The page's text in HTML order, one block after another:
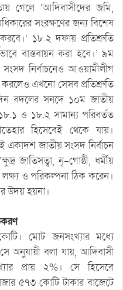
গেলে ‘আদিবাসীদের জমি,
সংরক্ষণের জন্য বিশেষ
১৮.২ দফায় প্রতিশ্রুতি
বাস্তবায়ন করা হবে।’ ৯ম
নির্বাচনেও আওয়ামীলীগ
এখনো সেসব প্রতিশ্রুতি
বদলের সনদে ১০ম জাতীয়
ও ১৮.২ সামান্য পরিবর্তত
হিসেবেই থেকে যায়।
জাতীয় সংসদ নির্বাচন
জাতিসত্বা, নৃ-গোষ্ঠী, ধর্মীয়
ও পরিকল্পনা ঠিক করেন।
উদয় হয়না।
মোট জনসংখ্যার মধ্যে
অনুযায়ী বলা যায়, আদিবাসী
প্রায় ২%। সে হিসেবে
৫৭৩ কোটি টাকার বাজেটে